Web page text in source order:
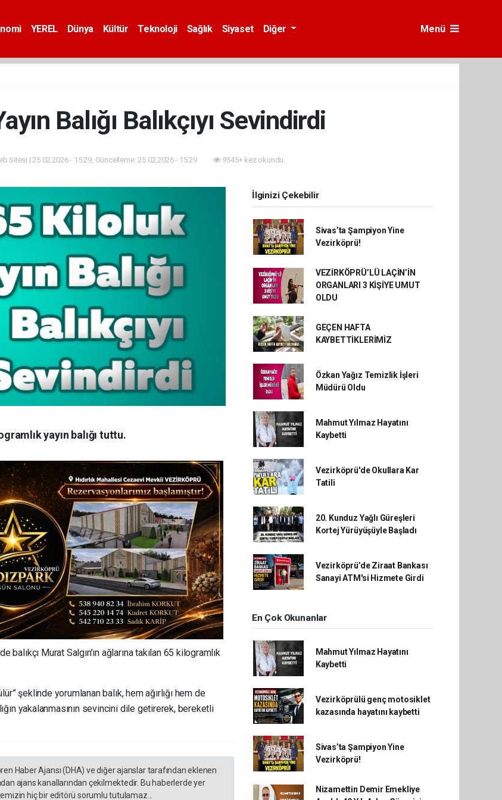
YEREL Dünya Kültür Teknoloji Sağlık Siyaset Diğer Menü
Balığı Balıkçıyı Sevindirdi
Sitesi | 25.02.2026 - 15:29, Güncelleme: 25.02.2026 - 15:29 9545+ kez okundu.
yayın balığı tuttu.
balıkçı Murat Salgın’ın ağlarına takılan 65 kilogramlık
şeklinde yorumlanan balık, hem ağırlığı hem de
yakalanmasının sevincini dile getirerek, bereketli
Haber Ajansı (DHA) ve diğer ajanslar tarafından eklenen
ajans kanallarından çekilmektedir. Bu haberlerde yer
hiç bir editörü sorumlu tutulamaz...
İlginizi Çekebilir
Sivas’ta Şampiyon Yine
Vezirköprü!
VEZİRKÖPRÜ’LÜ LAÇİN’İN
ORGANLARI 3 KİŞİYE UMUT
OLDU
GEÇEN HAFTA
KAYBETTİKLERİMİZ
Özkan Yağız Temizlik İşleri
Müdürü Oldu
Mahmut Yılmaz Hayatını
Kaybetti
Vezirköprü'de Okullara Kar
Tatili
20. Kunduz Yağlı Güreşleri
Kortej Yürüyüşüyle Başladı
Vezirköprü’de Ziraat Bankası
Sanayi ATM'si Hizmete Girdi
En Çok Okunanlar
Mahmut Yılmaz Hayatını
Kaybetti
Vezirköprülü genç motosiklet
kazasında hayatını kaybetti
Sivas’ta Şampiyon Yine
Vezirköprü!
Nizamettin Demir Emekliye